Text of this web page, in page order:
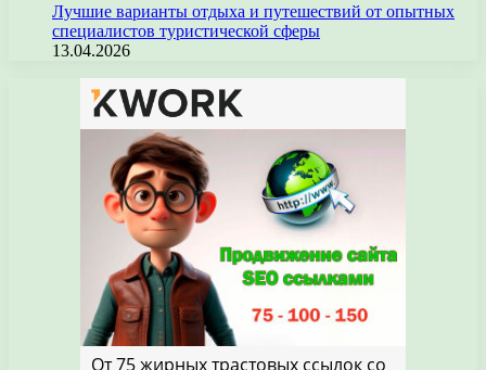
Лучшие варианты отдыха и путешествий от опытных
специалистов туристической сферы
13.04.2026